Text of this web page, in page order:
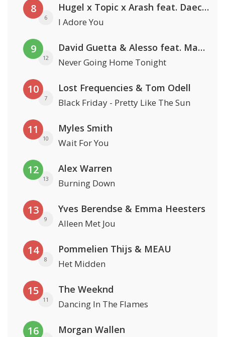
8
6
Hugel x Topic x Arash feat. Daecolm
I Adore You
9
12
David Guetta & Alesso feat. Madison Love
Never Going Home Tonight
10
7
Lost Frequencies & Tom Odell
Black Friday - Pretty Like The Sun
11
10
Myles Smith
Wait For You
12
13
Alex Warren
Burning Down
13
9
Yves Berendse & Emma Heesters
Alleen Met Jou
14
8
Pommelien Thijs & MEAU
Het Midden
15
11
The Weeknd
Dancing In The Flames
16 Morgan Wallen